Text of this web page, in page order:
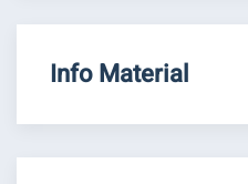
Info Material